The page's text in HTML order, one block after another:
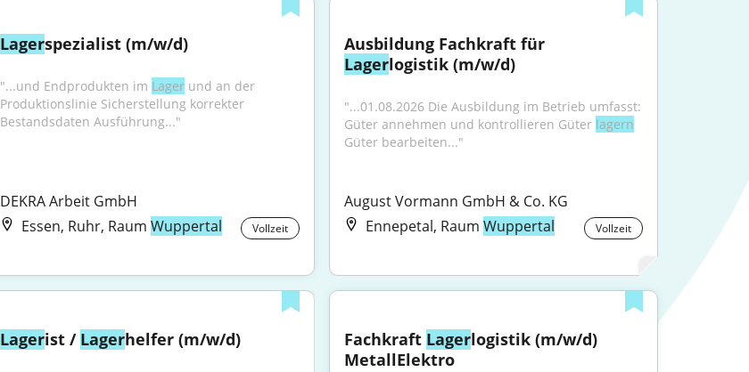
Lagerspezialist (m/w/d)
"...und Endprodukten im Lager und an der
Produktionslinie Sicherstellung korrekter
Bestandsdaten Ausführung..."
DEKRA Arbeit GmbH
Essen, Ruhr, RaumWuppertal Vollzeit
Ausbildung Fachkraft für
Lagerlogistik (m/w/d)
"...01.08.2026 Die Ausbildung im Betrieb umfasst:
Güter annehmen und kontrollieren Güter lagern
Güter bearbeiten..."
August Vormann GmbH & Co. KG
Ennepetal, Raum Wuppertal Vollzeit
Lagerist / Lagerhelfer (m/w/d) Fachkraft Lagerlogistik (m/w/d)
MetallElektro